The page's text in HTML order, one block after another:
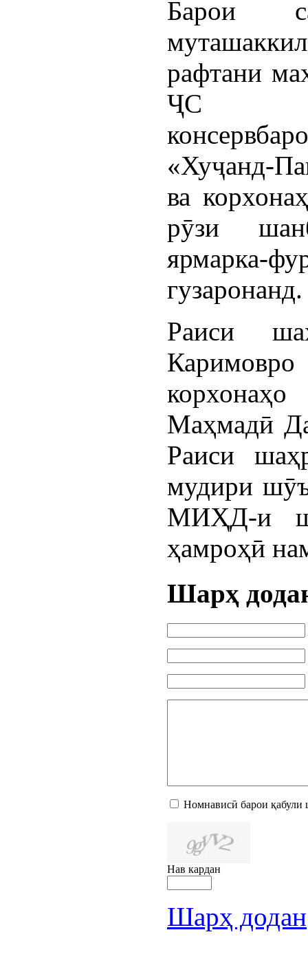
Барои
рафтани
ҶС
«Хуҷанд-
ва
рӯзи
гузаронанд.
Раиси
Маҳмадӣ
Раиси
мудири
МИҲД-и
ҳамроҳӣ
Шарҳ
Номнависӣ барои қабули
Нав кардан
Шарҳ додан